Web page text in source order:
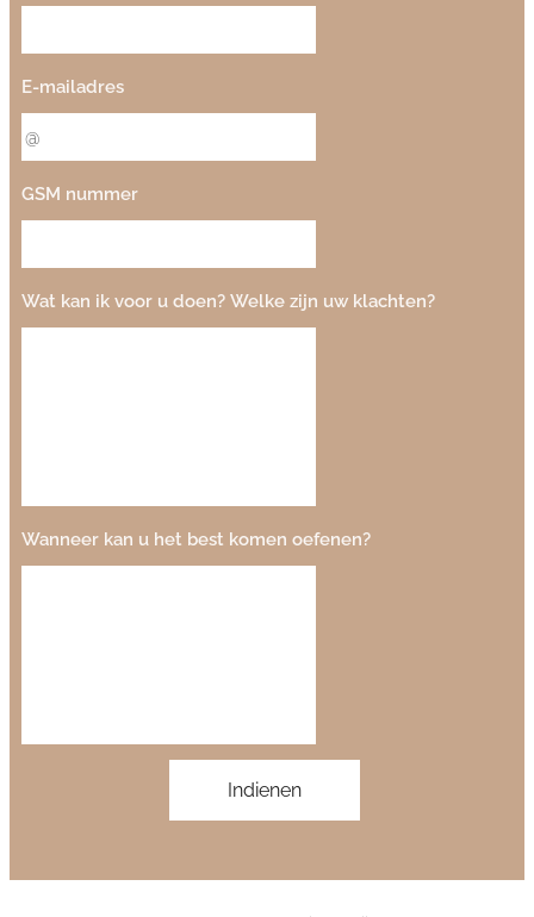
E-mailadres
GSM nummer
Wat kan ik voor u doen? Welke zijn uw klachten?
Wanneer kan u het best komen oefenen?
Indienen